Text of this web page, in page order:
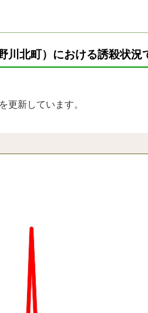
川北町）における誘殺状
更新しています。